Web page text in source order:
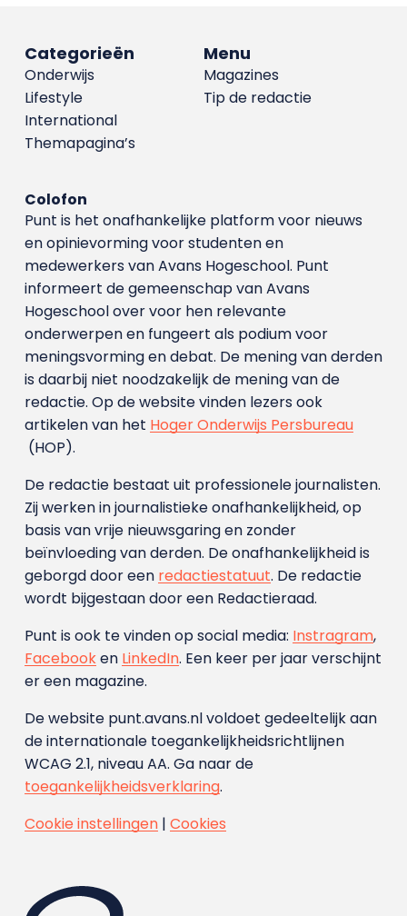
Menu
Magazines
Tip de redactie
Categorieën
Onderwijs
Lifestyle
International
Themapagina’s
Colofon
Punt is het onafhankelijke platform voor nieuws
en opinievorming voor studenten en
medewerkers van Avans Hoge­school. Punt
informeert de gemeenschap van Avans
Hogeschool over voor hen relevante
onderwerpen en fungeert als podium voor
meningsvorming en debat. De mening van derden
is daarbij niet noodzakelijk de mening van de
redactie. Op de website vinden lezers ook
artikelen van het Hoger Onderwijs Persbureau
(HOP).
De redactie bestaat uit professionele journalisten.
Zij werken in journalistieke onafhankelijkheid, op
basis van vrije nieuwsgaring en zonder
beïnvloeding van derden. De onafhankelijkheid is
geborgd door een redactiestatuut. De redactie
wordt bijgestaan door een Redactieraad.
Punt is ook te vinden op social media: Instragram,
Facebooken LinkedIn. Een keer per jaar verschijnt
er een magazine.
De website punt.avans.nl voldoet gedeeltelijk aan
de internationale toegankelijkheidsrichtlijnen
WCAG 2.1, niveau AA. Ga naar de
toegankelijkheidsverklaring.
Cookie instellingen| Cookies